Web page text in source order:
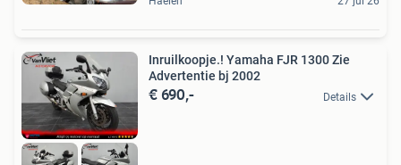
Inruilkoopje.! Yamaha FJR 1300 Zie
Advertentie bj 2002
€ 690,- Details